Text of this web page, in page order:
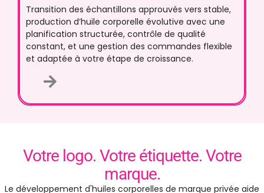
Transition des échantillons approuvés vers stable,
production d’huile corporelle évolutive avec une
planification structurée, contrôle de qualité
constant, et une gestion des commandes flexible
et adaptée à votre étape de croissance.
Votre logo. Votre étiquette. Votre
marque.
Le développement d'huiles corporelles de marque privée aide